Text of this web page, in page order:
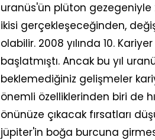
uranüs'ün plüton gezegeniyle
ikisi gerçekleşeceğinden,
olabilir. 2008 yılında 10.
başlatmıştı. Ancak bu yıl
beklemediğiniz gelişmeler
önemli özelliklerinden biri de
önünüze çıkacak fırsatları
jüpiter'in boğa burcuna